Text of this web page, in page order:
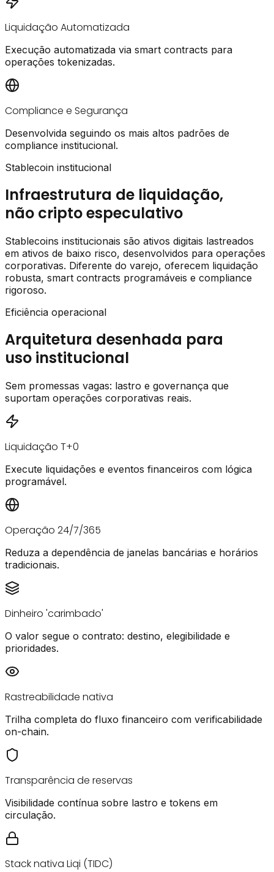
Liquidação Automatizada
Execução automatizada via smart contracts para
operações tokenizadas.
Compliance e Segurança
Desenvolvida seguindo os mais altos padrões de
compliance institucional.
Stablecoin institucional
Infraestrutura de liquidação,
não cripto especulativo
Stablecoins institucionais são ativos digitais lastreados
em ativos de baixo risco, desenvolvidos para operações
corporativas. Diferente do varejo, oferecem liquidação
robusta, smart contracts programáveis e compliance
rigoroso.
Eficiência operacional
Arquitetura desenhada para
uso institucional
Sem promessas vagas: lastro e governança que
suportam operações corporativas reais.
Liquidação T+0
Execute liquidações e eventos financeiros com lógica
programável.
Operação 24/7/365
Reduza a dependência de janelas bancárias e horários
tradicionais.
Dinheiro 'carimbado'
O valor segue o contrato: destino, elegibilidade e
prioridades.
Rastreabilidade nativa
Trilha completa do fluxo financeiro com verificabilidade
on-chain.
Transparência de reservas
Visibilidade contínua sobre lastro e tokens em
circulação.
Stack nativa Liqi (TIDC)